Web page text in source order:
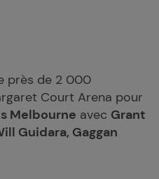
près de 2 000
Court Arena pour
Melbourne avec Grant
Guidara, Gaggan